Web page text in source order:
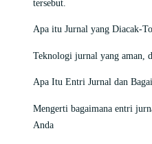
tersebut.
Apa itu Jurnal yang Diacak-
Teknologi jurnal yang aman,
Apa Itu Entri Jurnal dan
Mengerti bagaimana entri
Anda